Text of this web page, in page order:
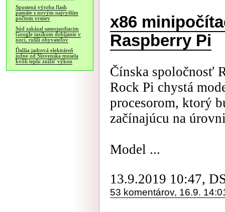
Spustená výroba flash
pamäte s novým najvyšším
počtom vrstiev
Súd zakázal samojazdiacim
Google taxíkom dobíjanie v
noci, rušili obyvateľov
Ďalšia jadrová elektráreň
južne od Slovenska musela
kvôli teplu znížiť výkon
x86
Raspberry Pi
Čínska spoločnosť
Rock Pi chystá
procesorom, ktorý
začínajúcu na
Model ...
13.9.2019 10:47,
53 komentárov, 16.9.